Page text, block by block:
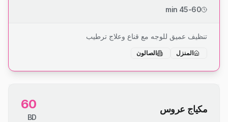
45-60 min
تنظيف عميق للوجه مع قناع وعلاج ترطيب
المنزل الصالون
مكياج عروس 60
BD